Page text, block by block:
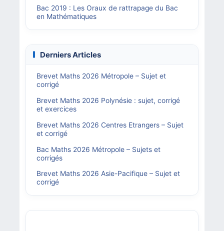
Bac 2019 : Les Oraux de rattrapage du Bac
en Mathématiques
Derniers Articles
Brevet Maths 2026 Métropole – Sujet et
corrigé
Brevet Maths 2026 Polynésie : sujet, corrigé
et exercices
Brevet Maths 2026 Centres Etrangers – Sujet
et corrigé
Bac Maths 2026 Métropole – Sujets et
corrigés
Brevet Maths 2026 Asie-Pacifique – Sujet et
corrigé